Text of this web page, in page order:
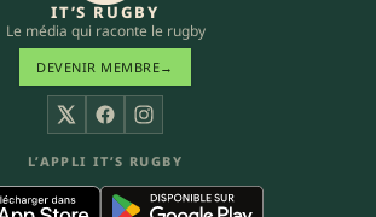
IT’S RUGBY
Le média qui raconte le rugby
DEVENIR MEMBRE→
X FacebookInstagram
L’APPLI IT’S RUGBY